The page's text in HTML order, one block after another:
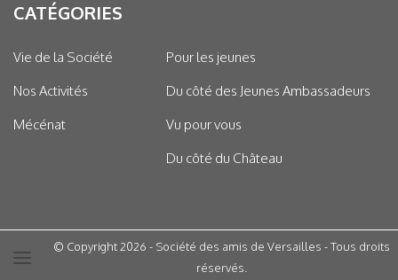
CATÉGORIES
Vie de la Société
Nos Activités
Mécénat
Pour les jeunes
Du côté des Jeunes Ambassadeurs
Vu pour vous
Du côté du Château
© Copyright 2026 - Société des amis de Versailles - Tous droits
réservés.